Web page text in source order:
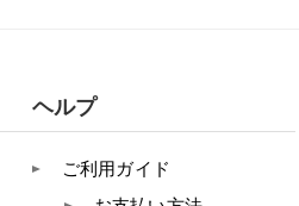
ヘルプ
ご利用ガイド